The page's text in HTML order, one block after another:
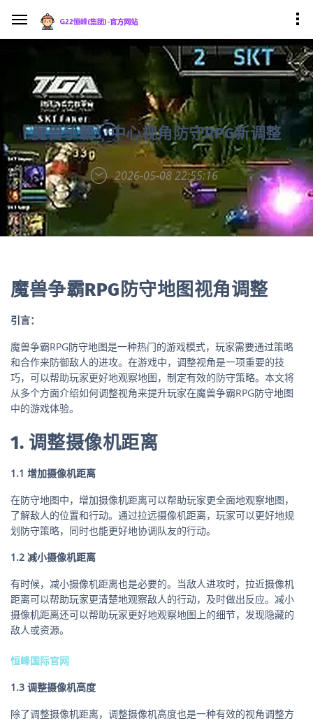
魔兽争霸：中心视角防守RPG新调整
2026-05-08 22:55:16
魔兽争霸RPG防守地图视角调整
引言：
魔兽争霸RPG防守地图是一种热门的游戏模式，玩家需要通过策略
和合作来防御敌人的进攻。在游戏中，调整视角是一项重要的技
巧，可以帮助玩家更好地观察地图，制定有效的防守策略。本文将
从多个方面介绍如何调整视角来提升玩家在魔兽争霸RPG防守地图
中的游戏体验。
1. 调整摄像机距离
1.1 增加摄像机距离
在防守地图中，增加摄像机距离可以帮助玩家更全面地观察地图，
了解敌人的位置和行动。通过拉远摄像机距离，玩家可以更好地规
划防守策略，同时也能更好地协调队友的行动。
1.2 减小摄像机距离
有时候，减小摄像机距离也是必要的。当敌人进攻时，拉近摄像机
距离可以帮助玩家更清楚地观察敌人的行动，及时做出反应。减小
摄像机距离还可以帮助玩家更好地观察地图上的细节，发现隐藏的
敌人或资源。
恒峰国际官网
1.3 调整摄像机高度
除了调整摄像机距离，调整摄像机高度也是一种有效的视角调整方